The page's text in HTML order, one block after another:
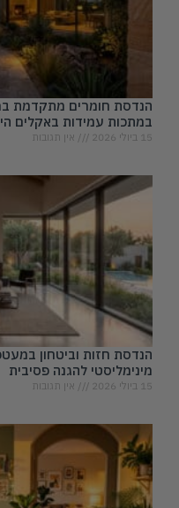
הנדסת חומרים מתקדמת
במתכות עמידות באקלים
15 ביולי 2026 אין תגובות
הנדסת חזות וביטחון
מינימליסטי להגנה פסיבית
15 ביולי 2026 אין תגובות